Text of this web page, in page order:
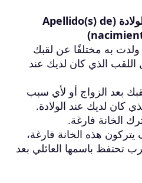
الخانة رقم 2: اللقب عند الولادة (Apellido(s) de
ولدت به مختلفًا عن لقبك
اللقب الذي كان لديك عند
بعد الزواج أو لأي سبب
كان لديك عند الولادة.
الخانة فارغة.
هذه الخانة فارغة،
تحتفظ باسمها العائلي بعد